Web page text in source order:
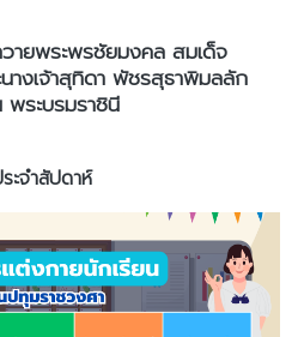
ายพระพรชัยมงคล สมเด็จ
างเจ้าสุทิดา พัชรสุธาพิมลลัก
ระบรมราชินี
ะจำสัปดาห์